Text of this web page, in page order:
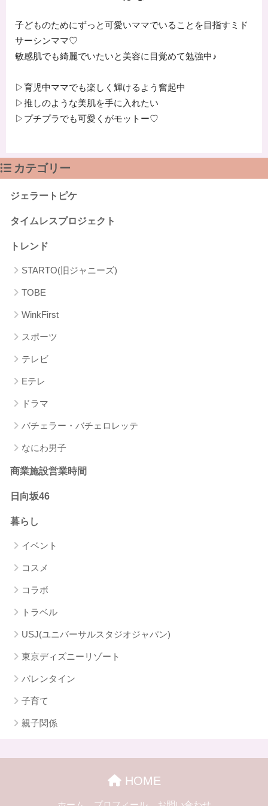
子どものためにずっと可愛いママでいることを目指すミド
サーシンママ♡
敏感肌でも綺麗でいたいと美容に目覚めて勉強中♪
▷育児中ママでも楽しく輝けるよう奮起中
▷推しのような美肌を手に入れたい
▷プチプラでも可愛くがモットー♡
カテゴリー
ジェラートピケ
タイムレスプロジェクト
トレンド
STARTO(旧ジャニーズ)
TOBE
WinkFirst
スポーツ
テレビ
Eテレ
ドラマ
バチェラー・バチェロレッテ
なにわ男子
商業施設営業時間
日向坂46
暮らし
イベント
コスメ
コラボ
トラベル
USJ(ユニバーサルスタジオジャパン)
東京ディズニーリゾート
バレンタイン
子育て
親子関係
HOME